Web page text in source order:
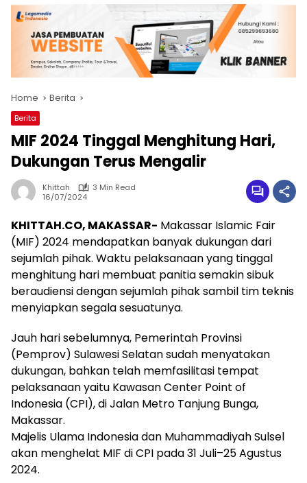
Home Berita
Berita
MIF 2024 Tinggal Menghitung Hari,
Dukungan Terus Mengalir
Khittah
3 Min Read
16/07/2024
KHITTAH.CO, MAKASSAR- Makassar Islamic Fair
(MIF) 2024 mendapatkan banyak dukungan dari
sejumlah pihak. Waktu pelaksanaan yang tinggal
menghitung hari membuat panitia semakin sibuk
beraudiensi dengan sejumlah pihak sambil tim teknis
menyiapkan segala sesuatunya.
Jauh hari sebelumnya, Pemerintah Provinsi
(Pemprov) Sulawesi Selatan sudah menyatakan
dukungan, bahkan telah memfasilitasi tempat
pelaksanaan yaitu Kawasan Center Point of
Indonesia (CPI), di Jalan Metro Tanjung Bunga,
Makassar.
Majelis Ulama Indonesia dan Muhammadiyah Sulsel
akan menghelat MIF di CPI pada 31 Juli–25 Agustus
2024.